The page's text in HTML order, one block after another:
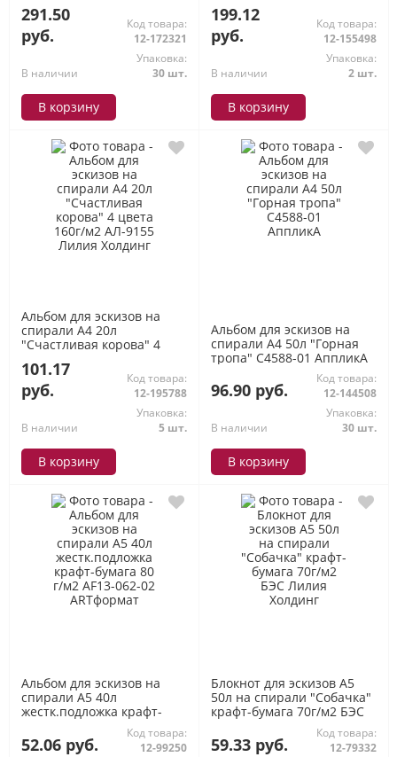
291.50
руб.
Код товара:
12-172321
В наличии
Упаковка:
30 шт.
В корзину
199.12
руб.
Код товара:
12-155498
В наличии
Упаковка:
2 шт.
В корзину
Альбом для эскизов на
спирали А4 20л
"Счастливая корова" 4
Лилия Холдинг
101.17
руб.
Код товара:
12-195788
В наличии
Упаковка:
5 шт.
В корзину
Альбом для эскизов на
спирали А4 50л "Горная
тропа" С4588-01 АппликА
96.90 руб.
Код товара:
12-144508
В наличии
Упаковка:
30 шт.
В корзину
Альбом для эскизов на
спирали А5 40л
жестк.подложка крафт-
бумага 80 г/м2 AF13-062-02
ARTформат
52.06 руб.
Код товара:
12-99250
Блокнот для эскизов А5
50л на спирали "Собачка"
крафт-бумага 70г/м2 БЭС
59.33 руб.
Код товара:
12-79332